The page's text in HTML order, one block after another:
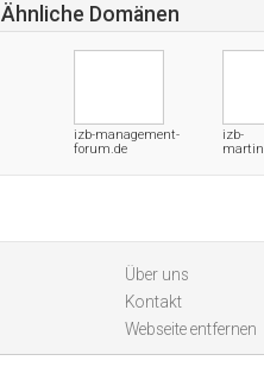
Ähnliche Domänen
izb-management-
forum.de
izb-
Über uns
Kontakt
Webseite entfernen